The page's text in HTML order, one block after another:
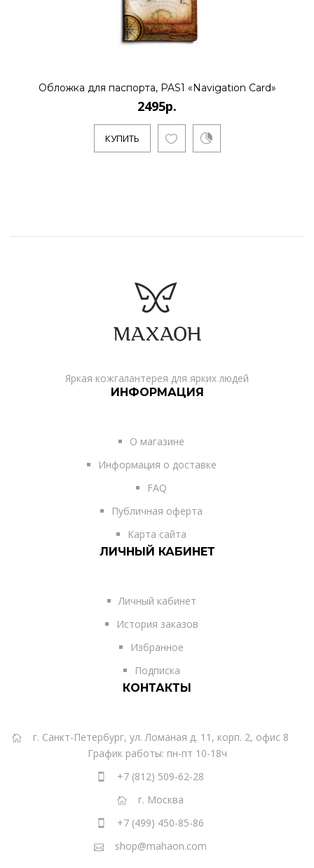
Обложка для паспорта, PAS1 «Navigation Card»
2495р.
КУПИТЬ
Яркая кожгалантерея для ярких людей
ИНФОРМАЦИЯ
О магазине
Информация о доставке
FAQ
Публичная оферта
Карта сайта
ЛИЧНЫЙ КАБИНЕТ
Личный кабинет
История заказов
Избранное
Подписка
КОНТАКТЫ
г. Санкт-Петербург, ул. Ломаная д. 11, корп. 2, офис 8
График работы: пн-пт 10-18ч
+7 (812) 509-62-28
г. Москва
+7 (499) 450-85-86
shop@mahaon.com